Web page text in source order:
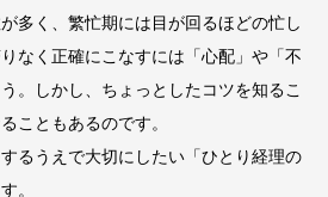
多く、繁忙期には目が回るほどの忙し
なく正確にこなすには「心配」や「不
。しかし、ちょっとしたコツを知るこ
こともあるのです。
るうえで大切にしたい「ひとり経理の
。